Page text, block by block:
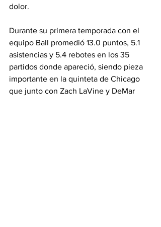
dolor.
Durante su primera temporada con el
equipo Ball promedió 13.0 puntos, 5.1
asistencias y 5.4 rebotes en los 35
partidos donde apareció, siendo pieza
importante en la quinteta de Chicago
que junto con Zach LaVine y DeMar